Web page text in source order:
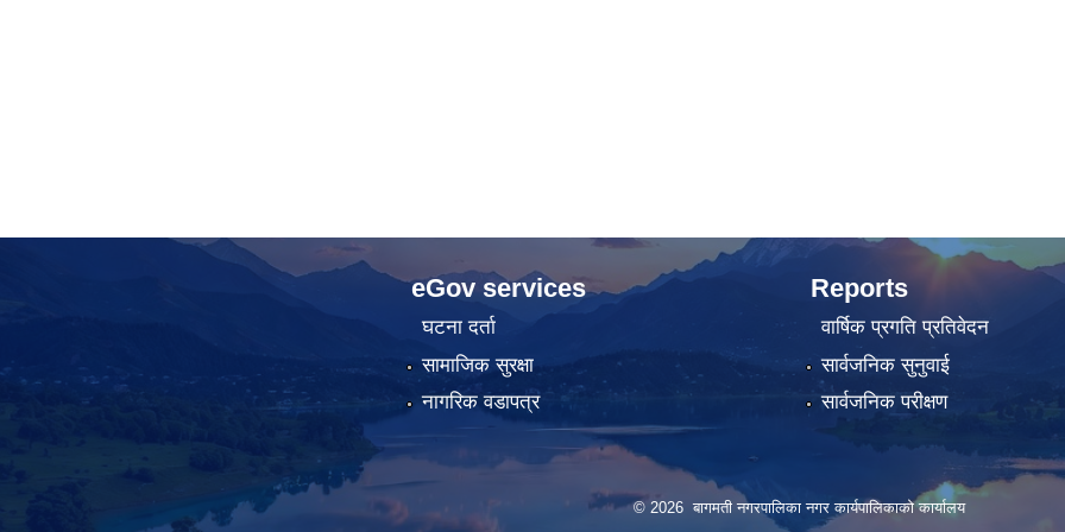
eGov services
घटना दर्ता
सामाजिक सुरक्षा
नागरिक वडापत्र
Reports
वार्षिक प्रगति प्रतिवेदन
सार्वजनिक सुनुवाई
सार्वजनिक परीक्षण
© 2026 बागमती नगरपालिका नगर कार्यपालिकाको कार्यालय